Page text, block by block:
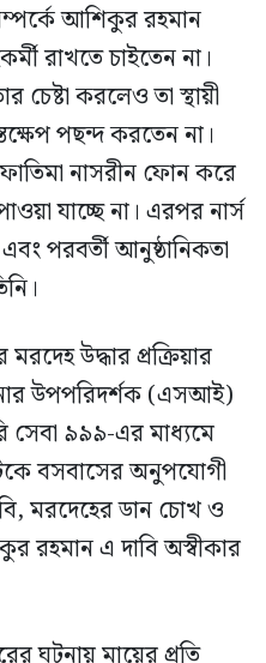
আশিকুর রহমান
রাখতে চাইতেন না।
চেষ্টা করলেও তা স্থায়ী
পছন্দ করতেন না।
নাসরীন ফোন করে
যাচ্ছে না। এরপর নার্স
পরবর্তী আনুষ্ঠানিকতা
উদ্ধার প্রক্রিয়ার
উপপরিদর্শক (এসআই)
৯৯৯-এর মাধ্যমে
বসবাসের অনুপযোগী
মরদেহের ডান চোখ ও
রহমান এ দাবি অস্বীকার